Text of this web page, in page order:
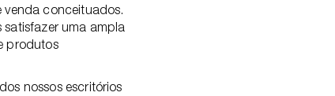
venda conceituados.
uma ampla
produtos
nossos escritórios